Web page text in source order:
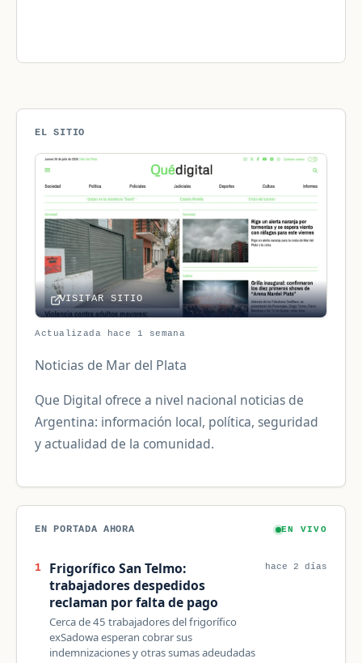
EL SITIO
VISITAR SITIO
Actualizada hace 1 semana
Noticias de Mar del Plata
Que Digital ofrece a nivel nacional noticias de
Argentina: información local, política, seguridad
y actualidad de la comunidad.
EN PORTADA AHORA EN VIVO
1
Frigorífico San Telmo:
trabajadores despedidos
reclaman por falta de pago
Cerca de 45 trabajadores del frigorífico
exSadowa esperan cobrar sus
indemnizaciones y otras sumas adeudadas
hace 2 días